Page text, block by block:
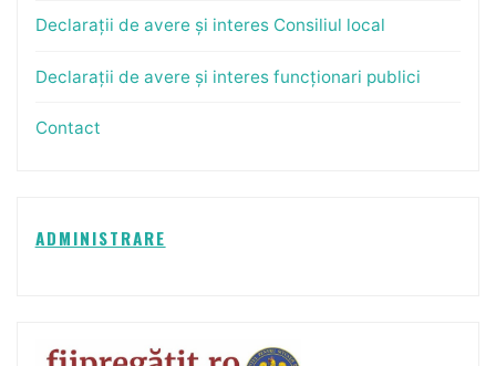
Declarații de avere și interes Consiliul local
Declarații de avere și interes funcționari publici
Contact
ADMINISTRARE